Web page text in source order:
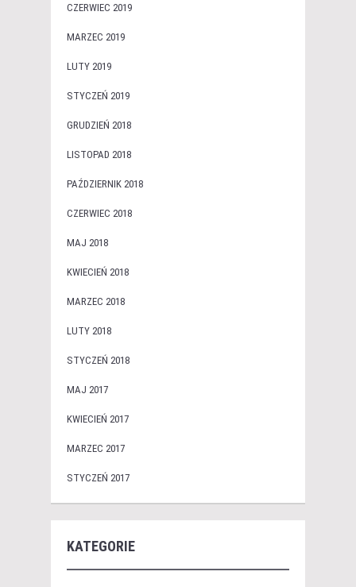
CZERWIEC 2019
MARZEC 2019
LUTY 2019
STYCZEŃ 2019
GRUDZIEŃ 2018
LISTOPAD 2018
PAŹDZIERNIK 2018
CZERWIEC 2018
MAJ 2018
KWIECIEŃ 2018
MARZEC 2018
LUTY 2018
STYCZEŃ 2018
MAJ 2017
KWIECIEŃ 2017
MARZEC 2017
STYCZEŃ 2017
KATEGORIE